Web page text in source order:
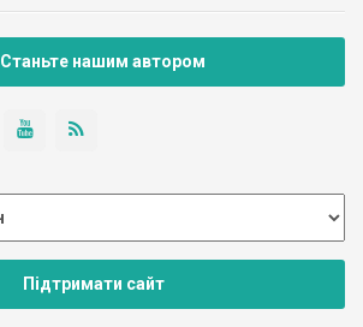
Станьте нашим автором
Підтримати сайт